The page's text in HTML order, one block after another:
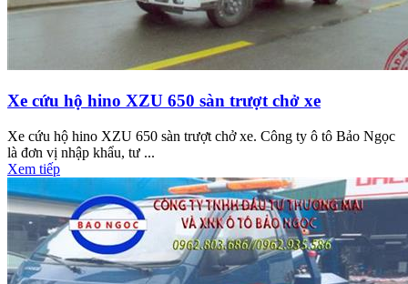
Xe cứu hộ hino XZU 650 sàn trượt chở xe
Xe cứu hộ hino XZU 650 sàn trượt chở xe. Công ty ô tô Bảo Ngọc
là đơn vị nhập khẩu, tư ...
Xem tiếp